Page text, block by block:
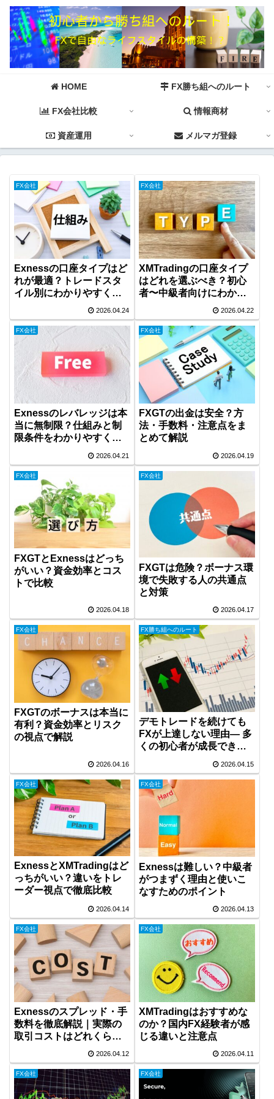
HOME FX勝ち組へのルート
FX会社比較 情報商材
資産運用 メルマガ登録
FX会社
Exnessの口座タイプはど
れが最適？トレードスタ
イル別にわかりやすく解
2026.04.24
FX会社
XMTradingの口座タイプ
はどれを選ぶべき？初心
者〜中級者向けにわかり
2026.04.22
FX会社
Exnessのレバレッジは本
当に無制限？仕組みと制
限条件をわかりやすく解
2026.04.21
FX会社
FXGTの出金は安全？方
法・手数料・注意点をま
とめて解説
2026.04.19
FX会社
FXGTとExnessはどっち
がいい？資金効率とコス
トで比較
2026.04.18
FX会社
FXGTは危険？ボーナス環
境で失敗する人の共通点
と対策
2026.04.17
FX会社
FXGTのボーナスは本当に
有利？資金効率とリスク
の視点で解説
2026.04.16
FX勝ち組へのルート
デモトレードを続けても
FXが上達しない理由― 多
くの初心者が成長できな
2026.04.15
FX会社
ExnessとXMTradingはど
っちがいい？違いをトレ
ーダー視点で徹底比較
2026.04.14
FX会社
Exnessは難しい？中級者
がつまずく理由と使いこ
なすためのポイント
2026.04.13
FX会社
Exnessのスプレッド・手
数料を徹底解説｜実際の
取引コストはどれくらい
2026.04.12
FX会社
XMTradingはおすすめな
のか？国内FX経験者が感
じる違いと注意点
2026.04.11
FX会社 FX会社